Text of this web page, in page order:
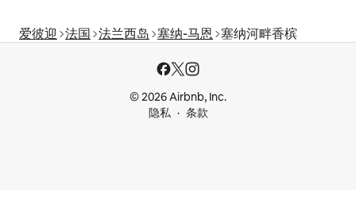
爱彼迎 法国 法兰西岛 塞纳-马恩 塞纳河畔香槟
© 2026 Airbnb, Inc.
隐私
条款